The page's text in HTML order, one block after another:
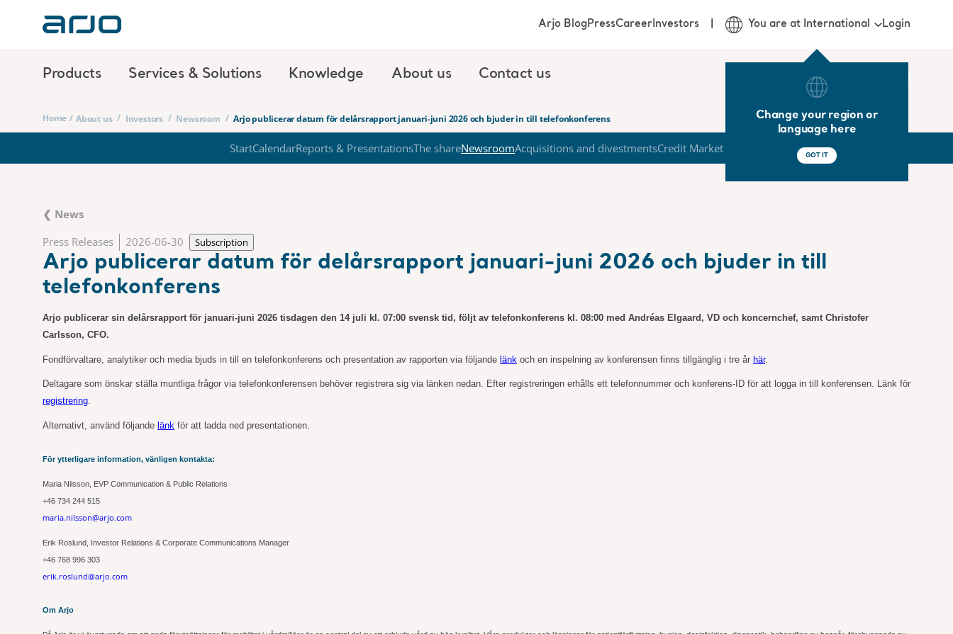
Products Services & Solutions Knowledge About us Contact us
Arjo BlogPressCareerInvestors You are at International
Change your region or
language here
GOT IT
Login
Home / About us / Investors / Newsroom / Arjo publicerar datum för delårsrapport januari-juni 2026 och bjuder in till telefonkonferens
StartCalendarReports & PresentationsThe shareNewsroomAcquisitions and divestmentsCredit Market
❮ News
Press Releases
2026-06-30 Subscription
Arjo publicerar datum för delårsrapport januari-juni 2026 och bjuder in till
telefonkonferens
Arjo publicerar sin delårsrapport för januari-juni 2026 tisdagen den 14 juli kl. 07:00 svensk tid, följt av telefonkonferens kl. 08:00 med Andréas Elgaard, VD och koncernchef, samt Christofer
Carlsson, CFO.
Fondförvaltare, analytiker och media bjuds in till en telefonkonferens och presentation av rapporten via följande länk och en inspelning av konferensen finns tillgänglig i tre år här.
Deltagare som önskar ställa muntliga frågor via telefonkonferensen behöver registrera sig via länken nedan. Efter registreringen erhålls ett telefonnummer och konferens-ID för att logga in till konferensen. Länk för
registrering.
Alternativt, använd följande länk för att ladda ned presentationen
För ytterligare information, vänligen kontakta:
Maria Nilsson, EVP Communication & Public Relations
+46 734 244 515
maria.nilsson@arjo.com
Erik Roslund, Investor Relations & Corporate Communications Manager
+46 768 996 303
erik.roslund@arjo.com
Om Arjo